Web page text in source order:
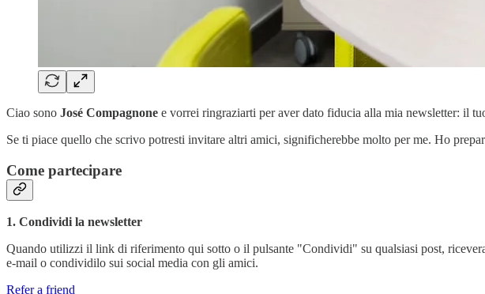
Ciao sono José Compagnone e vorrei ringraziarti per aver dato fiducia alla mia newsletter: il
Se ti piace quello che scrivo potresti invitare altri amici, significherebbe molto per me. Ho
Come partecipare
1. Condividi la newsletter
Quando utilizzi il link di riferimento qui sotto o il pulsante "Condividi" su qualsiasi post,
e-mail o condividilo sui social media con gli amici.
Refer a friend